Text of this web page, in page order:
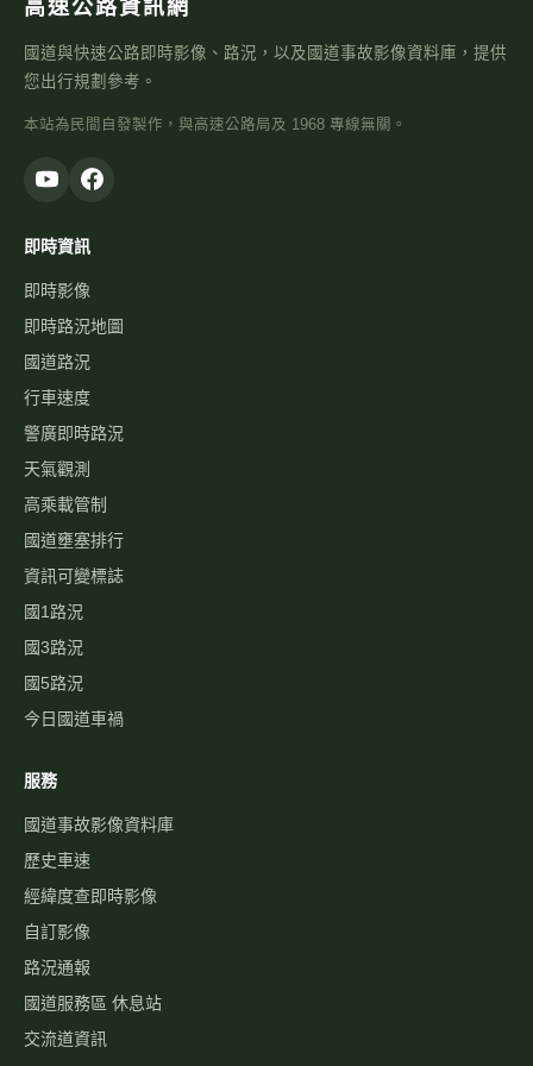
高速公路資訊網
國道與快速公路即時影像、路況，以及國道事故影像資料庫，提供
您出行規劃參考。
本站為民間自發製作，與高速公路局及 1968 專線無關。
即時資訊
即時影像
即時路況地圖
國道路況
行車速度
警廣即時路況
天氣觀測
高乘載管制
國道壅塞排行
資訊可變標誌
國1路況
國3路況
國5路況
今日國道車禍
服務
國道事故影像資料庫
歷史車速
經緯度查即時影像
自訂影像
路況通報
國道服務區 休息站
交流道資訊